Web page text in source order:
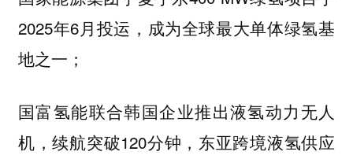
2025年6月投运，成为全球最大单体绿氢基
地之一；
国富氢能联合韩国企业推出液氢动力无人
机，续航突破120分钟，东亚跨境液氢供应